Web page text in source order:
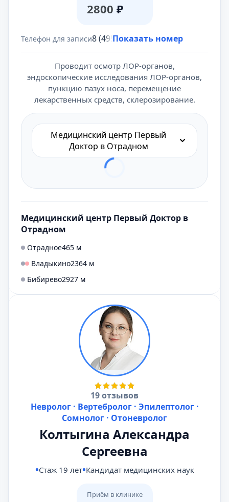
2800 ₽
Телефон для записи8 (495) 431-69-47
Показать номер
Проводит осмотр ЛОР-органов,
эндоскопические исследования ЛОР-органов,
пункцию пазух носа, перемещение
лекарственных средств, склерозирование.
Медицинский центр Первый
Доктор в Отрадном
Медицинский центр Первый Доктор в
Отрадном
Отрадное465 м
Владыкино2364 м
Бибирево2927 м
19 отзывов
Невролог · Вертебролог · Эпилептолог ·
Сомнолог · Отоневролог
Колтыгина Александра
Сергеевна
Стаж 19 лет Кандидат медицинских наук
Приём в клинике